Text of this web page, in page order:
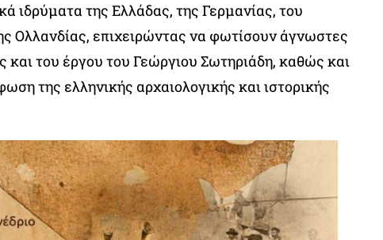
ιδρύματα της Ελλάδας, της Γερμανίας, του
Ολλανδίας, επιχειρώντας να φωτίσουν άγνωστες
και του έργου του Γεώργιου Σωτηριάδη, καθώς και
της ελληνικής αρχαιολογικής και ιστορικής